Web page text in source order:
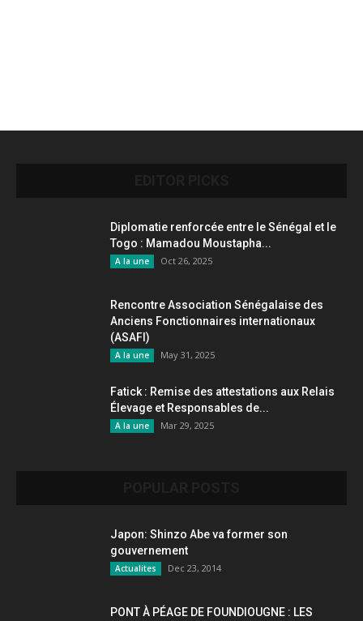
Diplomatie renforcée entre le Sénégal et le
Togo : Mamadou Moustapha...
A la une Oct 26, 2025
Rencontre Association Sénégalaise des
Anciens Fonctionnaires internationaux
(ASAFI)
A la une May 31, 2025
Fatick : Remise des attestations aux Relais
Élevage et Responsables de...
A la une Mar 29, 2025
Japon: Shinzo Abe va former son
gouvernement
Actualites Dec 23, 2014
PONT À PÉAGE DE FOUNDIOUGNE : LES